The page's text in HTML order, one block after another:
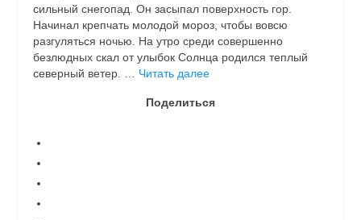
сильный снегопад. Он засыпал поверхность гор.
Начинал крепчать молодой мороз, чтобы вовсю
разгуляться ночью. На утро среди совершенно
безлюдных скал от улыбок Солнца родился теплый
северный ветер. … Читать далее
Поделиться